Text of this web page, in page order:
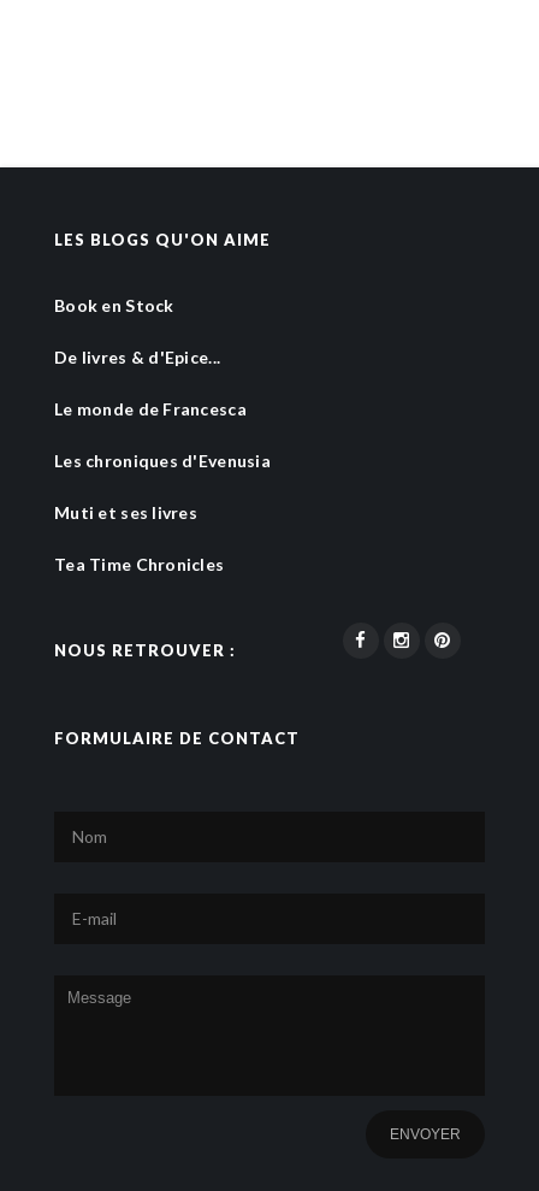
LES BLOGS QU'ON AIME
Book en Stock
De livres & d'Epice...
Le monde de Francesca
Les chroniques d'Evenusia
Muti et ses livres
Tea Time Chronicles
NOUS RETROUVER :
FORMULAIRE DE CONTACT